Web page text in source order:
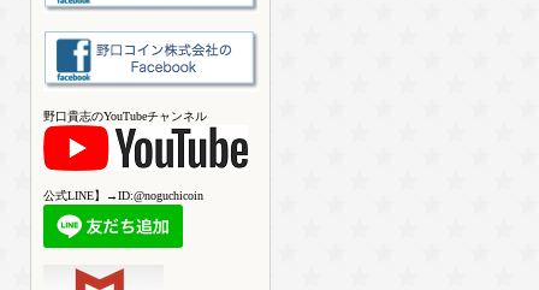
野口貴志のYouTubeチャンネル
公式LINE】→ID:@noguchicoin